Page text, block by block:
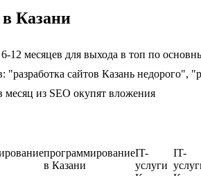
Казани
12 месяцев для выхода в топ по
"разработка сайтов Казань недорого",
из SEO окупят вложения
программирование
в Казани
IT-
услуги
IT-